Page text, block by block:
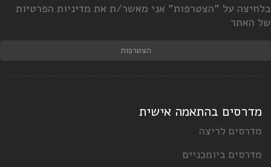
על "הצטרפות" אני מאשר/ת את מדיניות הפרטיות
הצטרפות
בהתאמה אישית
לריצה
ביומכניים